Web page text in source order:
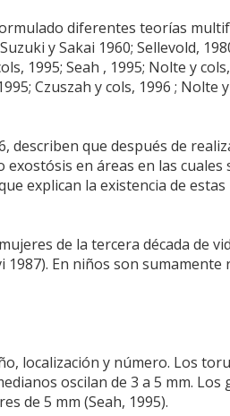
diferentes teorías
y Sakai 1960; Sellevold,
1995; Seah , 1995; Nolte y
Czuszah y cols, 1996 ; Nolte
describen que después de
en áreas en las cuales
explican la existencia de
de la tercera década de
En niños son sumamente
localización y número. Los
oscilan de 3 a 5 mm.
de 5 mm (Seah, 1995).